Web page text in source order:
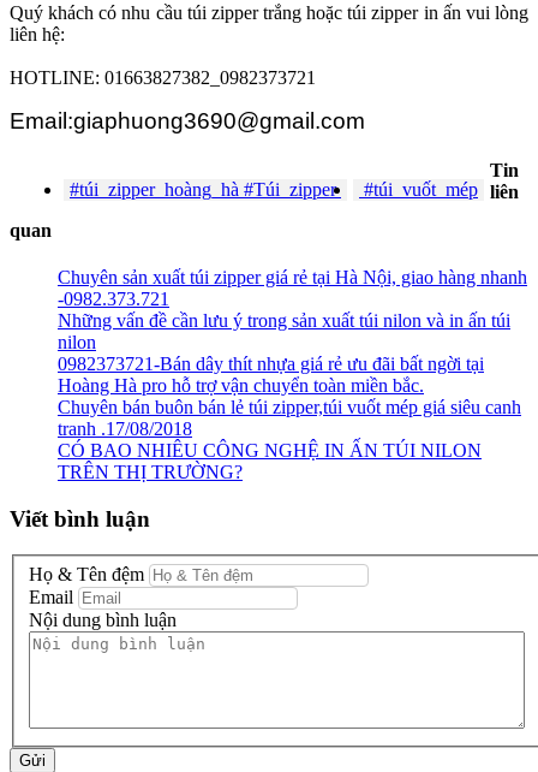
Quý khách có nhu cầu túi zipper trắng hoặc túi zipper in ấn vui lòng
liên hệ:
HOTLINE: 01663827382_0982373721
Email:giaphuong3690@gmail.com
#túi_zipper_hoàng_hà #Túi_zipper #túi_vuốt_mép
Tin
liên
quan
Chuyên sản xuất túi zipper giá rẻ tại Hà Nội, giao hàng nhanh
-0982.373.721
Những vấn đề cần lưu ý trong sản xuất túi nilon và in ấn túi
nilon
0982373721-Bán dây thít nhựa giá rẻ ưu đãi bất ngời tại
Hoàng Hà pro hỗ trợ vận chuyển toàn miền bắc.
Chuyên bán buôn bán lẻ túi zipper,túi vuốt mép giá siêu canh
tranh .17/08/2018
CÓ BAO NHIÊU CÔNG NGHỆ IN ẤN TÚI NILON
TRÊN THỊ TRƯỜNG?
Viết bình luận
Họ & Tên đệm
Email
Nội dung bình luận
Gửi